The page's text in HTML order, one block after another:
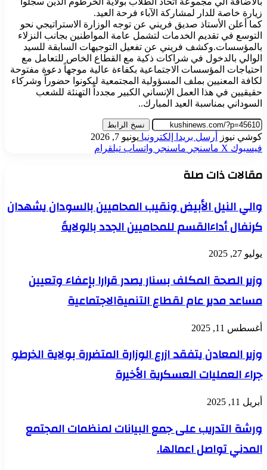
زيارة خاصة للدار لمشاركة الآباء فرحة العيد.
كما أعلن الأستاذ صديق فريني عن توجه الوزارة الاستراتيجي نحو
التوسع في تقديم الخدمات لتشمل عامة المواطنين بجانب النزلاء
بالمؤسسات.وكشف فريني عن تفعيل التوجيهات السابقة للسيد
الوالي بالدخول في شراكات ذكية مع القطاع الخاص للتعامل مع
احتياجات المؤسسات الاجتماعية بكفاءة عالية موجهاً دعوة مفتوحة
لكافة المعنيين بملف المسؤولية المجتمعية ليكونوا حضوراً وشركاء
حقيقيين في هذا العمل الإنساني الكبير مجدداً التهنئة للشعب
السوداني بمناسبة العيد المبارك..
نسخ الرابط
كوشي نيوز أرسل بريدا إلكترونيا يونيو 7, 2026
فيسبوك ‫X ماسنجر ماسنجر واتساب تيلقرام
مقالات ذات صلة
والي النيل الأبيض ونقيب المحاميين بالسودان يشهدان
كرنفال أداءالقسم للمحاميين الجدد بالولايةَ
يوليو 27, 2025
وزير الصحة المكلف بسنار يصدر قرارا بإعفاء وتعيين
مساعد مدير عام لقطاع التنميةالاجتماعية
أغسطس 11, 2025
وزير المعادن يتفقد ازرع الوزارة المتضررة بولاية الخرطو
جراء العمليات العسكرية الأخيرة
أبريل 11, 2025
ورشة التدريب على جمع البيانات لمنظمات المجتمع
المدني تواصل اعمالها.